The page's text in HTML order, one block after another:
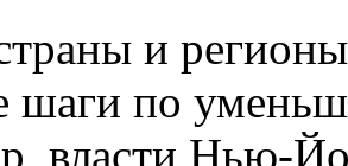
и
шаги по
власти Нью-